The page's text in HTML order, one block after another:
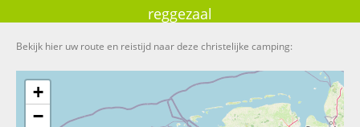
reggezaal
Bekijk hier uw route en reistijd naar deze christelijke camping:
+
−